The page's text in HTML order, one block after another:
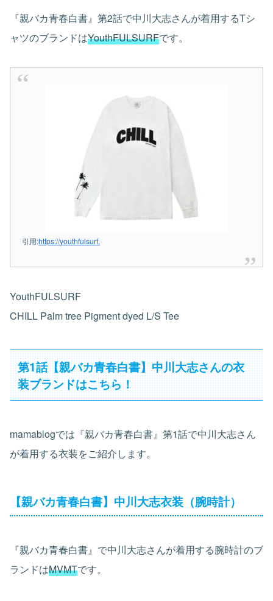
『親バカ青春白書』第2話で中川大志さんが着用するTシ
ャツのブランドはYouthFULSURFです。
引用:https://youthfulsurf.
YouthFULSURF
CHILL Palm tree Pigment dyed L/S Tee
第1話【親バカ青春白書】中川大志さんの衣
装ブランドはこちら！
mamablogでは『親バカ青春白書』第1話で中川大志さん
が着用する衣装をご紹介します。
【親バカ青春白書】中川大志衣装（腕時計）
『親バカ青春白書』で中川大志さんが着用する腕時計のブ
ランドはMVMTです。